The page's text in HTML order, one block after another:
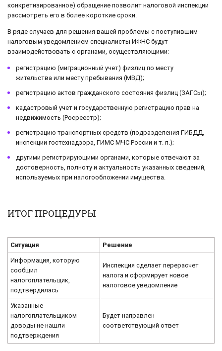
конкретизированное) обращение позволит налоговой инспекции
рассмотреть его в более короткие сроки.
В ряде случаев для решения вашей проблемы с поступившим
налоговым уведомлением специалисты ИФНС будут
взаимодействовать с органами, осуществляющими:
регистрацию (миграционный учет) физлиц по месту
жительства или месту пребывания (МВД);
регистрацию актов гражданского состояния физлиц (ЗАГСы);
кадастровый учет и государственную регистрацию прав на
недвижимость (Росреестр);
регистрацию транспортных средств (подразделения ГИБДД,
инспекции гостехнадзора, ГИМС МЧС России и т. п.);
другими регистрирующими органами, которые отвечают за
достоверность, полноту и актуальность указанных сведений,
используемых при налогообложении имущества.
ИТОГ ПРОЦЕДУРЫ
Ситуация Решение
Информация, которую
сообщил
налогоплательщик,
подтвердилась
Инспекция сделает перерасчет
налога и сформирует новое
налоговое уведомление
Указанные
налогоплательщиком
доводы не нашли
подтверждения
Будет направлен
соответствующий ответ